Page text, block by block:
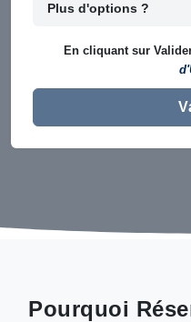
Plus d'options ?
En cliquant sur
Pourquoi